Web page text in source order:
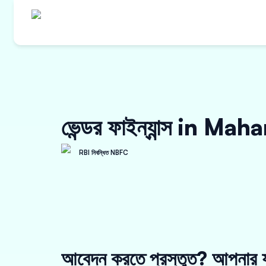
ভেন্ডর ফাইন্যান্স in
RBI নিবন্ধিত NBFC
আবেদন করতে প্রস্তুত? আপনার